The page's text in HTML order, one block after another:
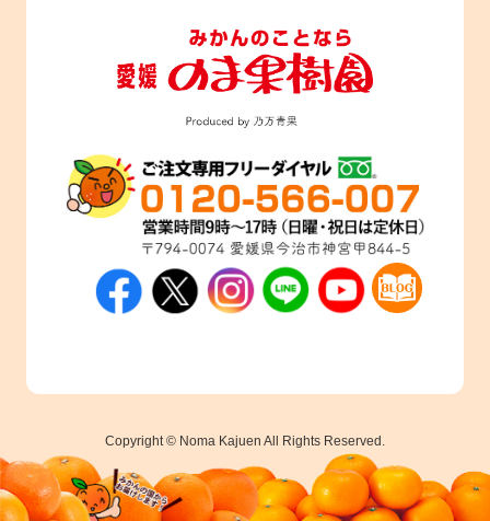
Copyright © Noma Kajuen All Rights Reserved.